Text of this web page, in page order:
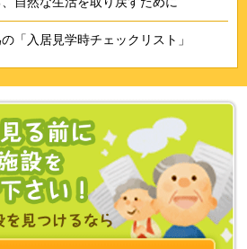
「入居見学時チェックリスト」